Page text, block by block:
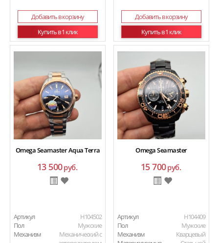
Добавить в корзину
Купить в 1 клик
Добавить в корзину
Купить в 1 клик
Omega Seamaster Aqua Terra
13 500руб.
Артикул
H104502
Пол
Мужские
Механизм
Механический с
Omega Seamaster
15 700руб.
Артикул
H104409
Пол
Мужские
Механизм
Кварцевый